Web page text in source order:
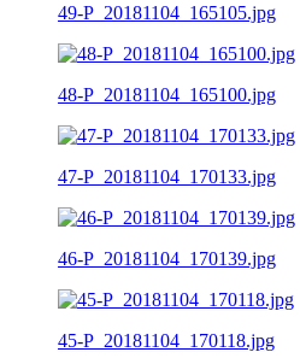
49-P_20181104_165105.jpg
48-P_20181104_165100.jpg
47-P_20181104_170133.jpg
46-P_20181104_170139.jpg
45-P_20181104_170118.jpg